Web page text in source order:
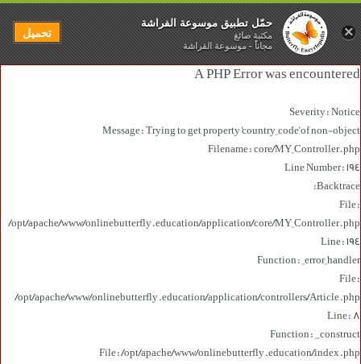
A PHP Error was encountered
Severity: Notice
Message: Trying to get property 'country_code' of non-object
Filename: core/MY_Controller.php
Line Number: 194
Backtrace:
File:
/opt/apache/www/onlinebutterfly.education/application/core/MY_Controller.php
Line: 194
Function: _error_handler
File:
/opt/apache/www/onlinebutterfly.education/application/controllers/Article.php
Line: 8
Function: __construct
File: /opt/apache/www/onlinebutterfly.education/index.php
×
حمّل تطبيق موسوعة الفراشة
مكتبة صائغ
مجاناً - موسوعة الفراشة
تحميل